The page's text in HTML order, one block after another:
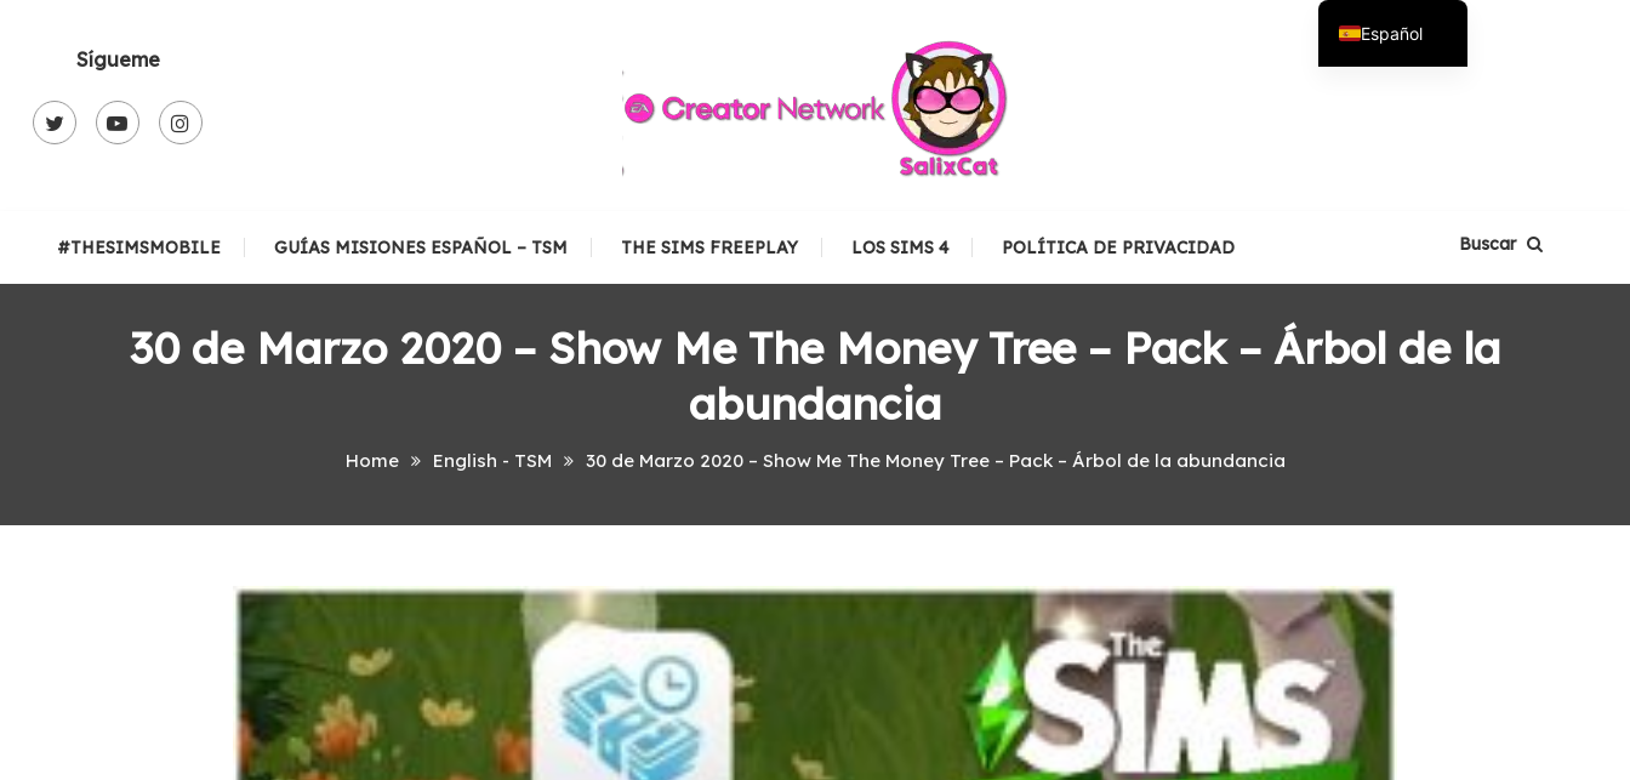
Sígueme
#THESIMSMOBILE GUÍAS MISIONES ESPAÑOL – TSM THE SIMS FREEPLAY LOS SIMS 4 POLÍTICA DE PRIVACIDAD Buscar
30 de Marzo 2020 – Show Me The Money Tree – Pack – Árbol de la
abundancia
Home English - TSM 30 de Marzo 2020 – Show Me The Money Tree – Pack – Árbol de la abundancia
Español
English